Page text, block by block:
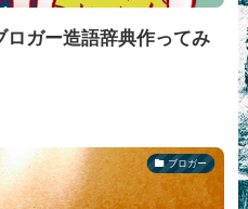
ロガー造語辞典作ってみ
ブロガー